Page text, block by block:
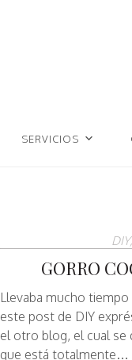
SERVICIOS
DIY,
GORRO
Llevaba mucho
este post de DIY
el otro blog, el cual se
que está totalmente…